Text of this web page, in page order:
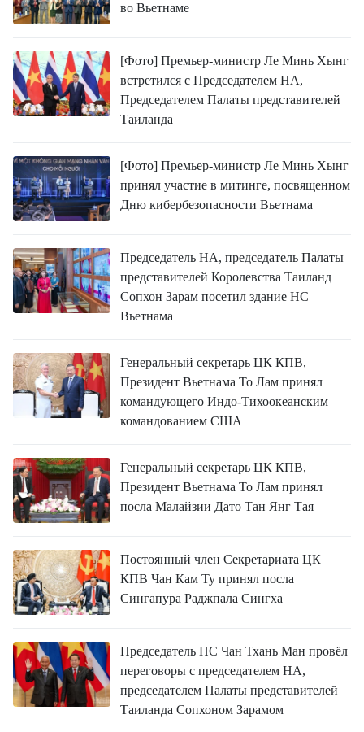
во Вьетнаме
[Фото] Премьер-министр Ле Минь Хынг
встретился с Председателем НА,
Председателем Палаты представителей
Таиланда
[Фото] Премьер-министр Ле Минь Хынг
принял участие в митинге, посвященном
Дню кибербезопасности Вьетнама
Председатель НА, председатель Палаты
представителей Королевства Таиланд
Сопхон Зарам посетил здание НС
Вьетнама
Генеральный секретарь ЦК КПВ,
Президент Вьетнама То Лам принял
командующего Индо-Тихоокеанским
командованием США
Генеральный секретарь ЦК КПВ,
Президент Вьетнама То Лам принял
посла Малайзии Дато Тан Янг Тая
Постоянный член Секретариата ЦК
КПВ Чан Кам Ту принял посла
Сингапура Раджпала Сингха
Председатель НС Чан Тхань Ман провёл
переговоры с председателем НА,
председателем Палаты представителей
Таиланда Сопхоном Зарамом